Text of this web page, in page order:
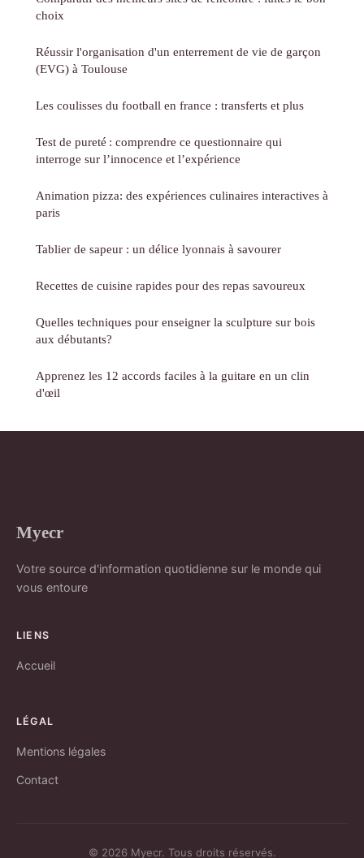
choix
Réussir l'organisation d'un enterrement de vie de garçon
(EVG) à Toulouse
Les coulisses du football en france : transferts et plus
Test de pureté : comprendre ce questionnaire qui
interroge sur l’innocence et l’expérience
Animation pizza: des expériences culinaires interactives à
paris
Tablier de sapeur : un délice lyonnais à savourer
Recettes de cuisine rapides pour des repas savoureux
Quelles techniques pour enseigner la sculpture sur bois
aux débutants?
Apprenez les 12 accords faciles à la guitare en un clin
d'œil
Myecr
Votre source d'information quotidienne sur le monde qui
vous entoure
LIENS
Accueil
LÉGAL
Mentions légales
Contact
© 2026 Myecr. Tous droits réservés.